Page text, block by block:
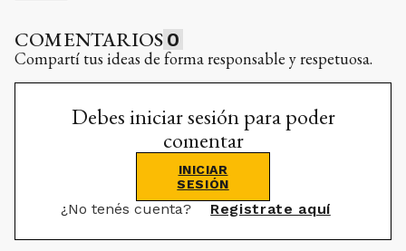
COMENTARIOS 0
Compartí tus ideas de forma responsable y respetuosa.
Debes iniciar sesión para poder
comentar
INICIAR
SESIÓN
¿No tenés cuenta? Registrate aquí